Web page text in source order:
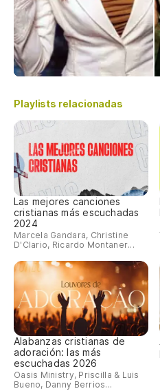
Playlists relacionadas
Las mejores canciones
cristianas más escuchadas
2024
Marcela Gandara, Christine
D'Clario, Ricardo Montaner...
Alabanzas cristianas de
adoración: las más
escuchadas 2026
Oasis Ministry, Priscilla & Luis
Bueno, Danny Berrios...